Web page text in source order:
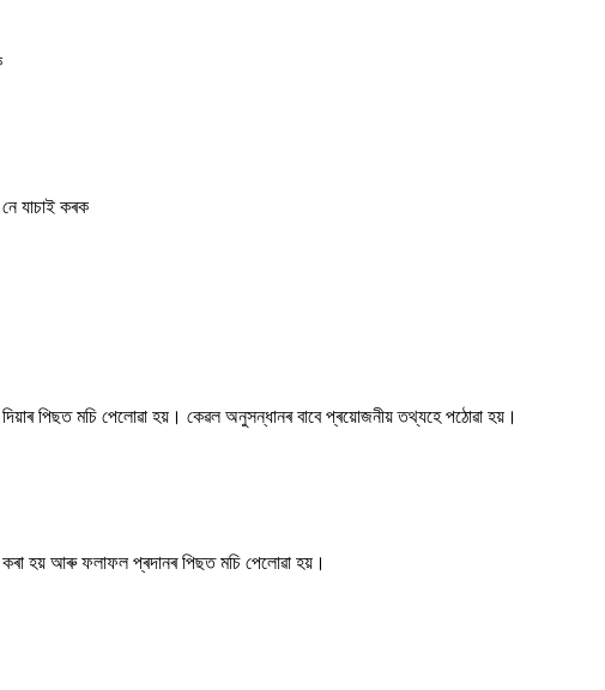
যাচাই কৰক
পিছত মচি পেলোৱা হয়। কেৱল অনুসন্ধানৰ বাবে প্ৰয়োজনীয় তথ্যহে পঠোৱা হয়।
কৰা হয় আৰু ফলাফল প্ৰদানৰ পিছত মচি পেলোৱা হয়।